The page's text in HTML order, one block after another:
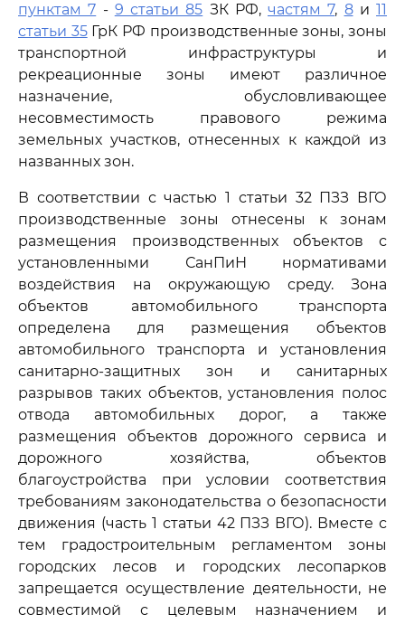
пунктам 7 - 9 статьи 85 ЗК РФ, частям 7, 8и 11
статьи 35ГрК РФ производственные зоны, зоны
транспортной инфраструктуры и
рекреационные зоны имеют различное
назначение, обусловливающее
несовместимость правового режима
земельных участков, отнесенных к каждой из
названных зон.
В соответствии с частью 1 статьи 32 ПЗЗ ВГО
производственные зоны отнесены к зонам
размещения производственных объектов с
установленными СанПиН нормативами
воздействия на окружающую среду. Зона
объектов автомобильного транспорта
определена для размещения объектов
автомобильного транспорта и установления
санитарно-защитных зон и санитарных
разрывов таких объектов, установления полос
отвода автомобильных дорог, а также
размещения объектов дорожного сервиса и
дорожного хозяйства, объектов
благоустройства при условии соответствия
требованиям законодательства о безопасности
движения (часть 1 статьи 42 ПЗЗ ВГО). Вместе с
тем градостроительным регламентом зоны
городских лесов и городских лесопарков
запрещается осуществление деятельности, не
совместимой с целевым назначением и